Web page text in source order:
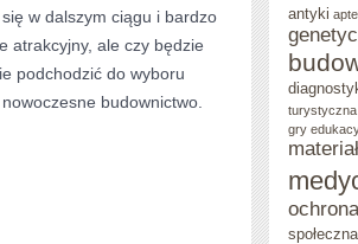
w dalszym ciągu i bardzo
atrakcyjny, ale czy będzie
podchodzić do wyboru
budownictwo.
antyki
turystyczna
gry
społeczna